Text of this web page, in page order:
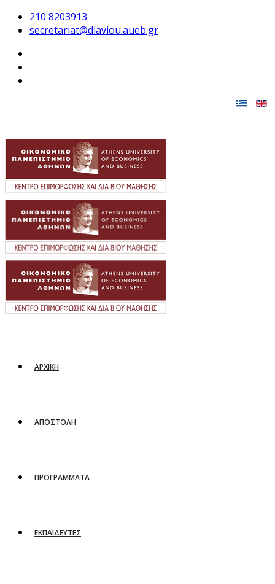
210 8203913
secretariat@diaviou.aueb.gr
ΑΡΧΙΚΗ
ΑΠΟΣΤΟΛΗ
ΠΡΟΓΡΑΜΜΑΤΑ
ΕΚΠΑΙΔΕΥΤΕΣ